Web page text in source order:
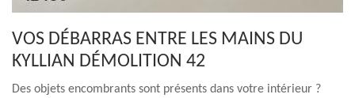
VOS DÉBARRAS ENTRE LES MAINS DU
KYLLIAN DÉMOLITION 42
Des objets encombrants sont présents dans votre intérieur ?